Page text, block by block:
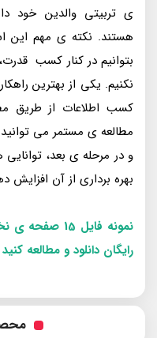
ی تربیتی والدین خود
هستند. نکته ی مهم
بتوانیم در کنار کسب
نکنیم. یکی از بهترین
کسب اطلاعات از طریق
مطالعه ی مستمر می
و در مرحله ی بعد،
بهره برداری از آن افزایش
نمونه فایل
رایگان دانلود و مطالعه کنید